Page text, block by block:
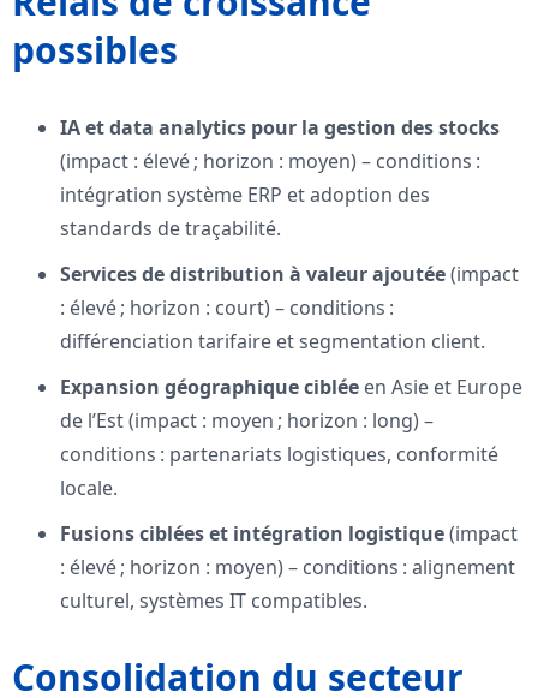
possibles
IA et data analytics pour la gestion des stocks
(impact : élevé ; horizon : moyen) – conditions :
intégration système ERP et adoption des
standards de traçabilité.
Services de distribution à valeur ajoutée(impact
: élevé ; horizon : court) – conditions :
différenciation tarifaire et segmentation client.
Expansion géographique ciblée en Asie et Europe
de l’Est (impact : moyen ; horizon : long) –
conditions : partenariats logistiques, conformité
locale.
Fusions ciblées et intégration logistique(impact
: élevé ; horizon : moyen) – conditions : alignement
culturel, systèmes IT compatibles.
Consolidation du secteur